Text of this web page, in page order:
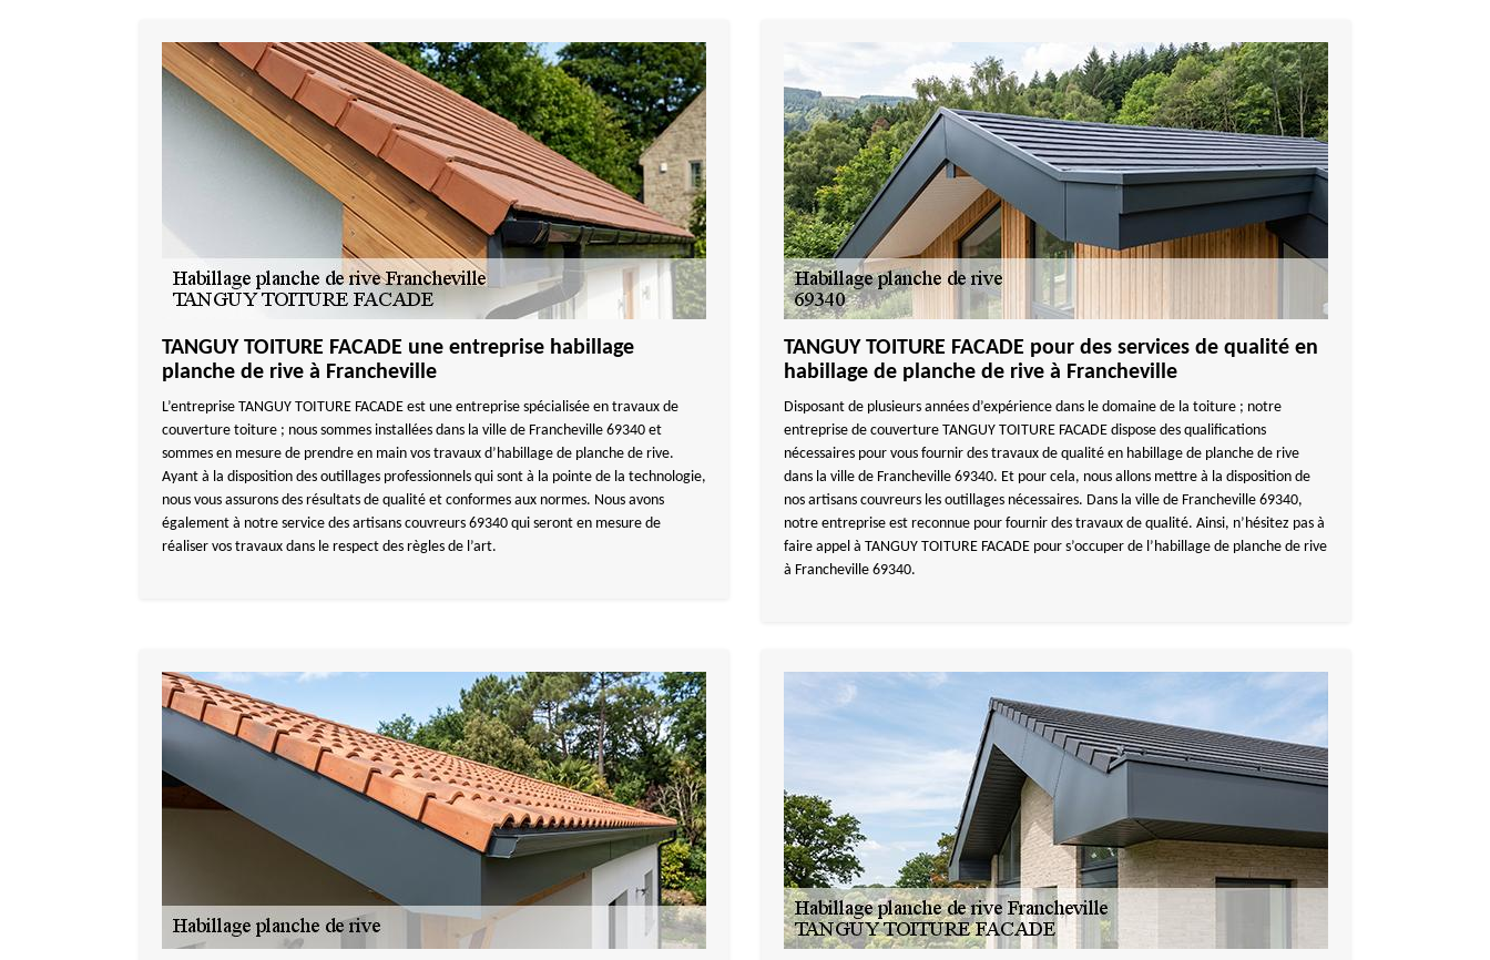
TANGUY TOITURE FACADE une entreprise habillage
planche de rive à Francheville
L’entreprise TANGUY TOITURE FACADE est une entreprise spécialisée en travaux de
couverture toiture ; nous sommes installées dans la ville de Francheville 69340 et
sommes en mesure de prendre en main vos travaux d’habillage de planche de rive.
Ayant à la disposition des outillages professionnels qui sont à la pointe de la technologie,
nous vous assurons des résultats de qualité et conformes aux normes. Nous avons
également à notre service des artisans couvreurs 69340 qui seront en mesure de
réaliser vos travaux dans le respect des règles de l’art.
TANGUY TOITURE FACADE pour des services de qualité en
habillage de planche de rive à Francheville
Disposant de plusieurs années d’expérience dans le domaine de la toiture ; notre
entreprise de couverture TANGUY TOITURE FACADE dispose des qualifications
nécessaires pour vous fournir des travaux de qualité en habillage de planche de rive
dans la ville de Francheville 69340. Et pour cela, nous allons mettre à la disposition de
nos artisans couvreurs les outillages nécessaires. Dans la ville de Francheville 69340,
notre entreprise est reconnue pour fournir des travaux de qualité. Ainsi, n’hésitez pas à
faire appel à TANGUY TOITURE FACADE pour s’occuper de l’habillage de planche de rive
à Francheville 69340.